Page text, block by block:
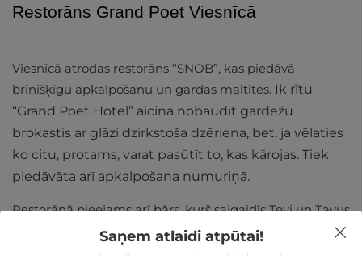
Restorāns Grand Poet Viesnīcā
Viesnīcā atrodas restorāns “SNOB”, kas piedāvā
brīnišķīgu apkalpošanu un gardas maltītes. Ik rītu
“Grand Poet Hotel” aicina nobaudīt gardēžu
brokastis ar glāzi dzirkstoša dzēriena, bet, ja vēlaties
ko citu, protams, varat pasūtīt to, kas kārojas. Tiek
piedāvāta arī apkalpošana numuriņā.
Restorānā pieejams arī bārs, kurš saigaidīs Tevi un Tavus
mīļos ļoti elegantā gaisotnē. Jums ir iespēja nobaudīt
pašu radītus kokteiļus un plašu vīna un alus izlasi. Bārā
Saņem atlaidi atpūtai!